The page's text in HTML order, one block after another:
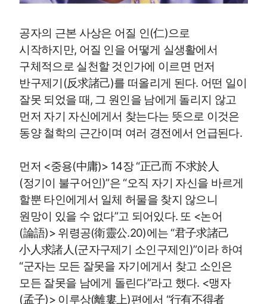
공자의 근본 사상은 어질 인(仁)으로
시작하지만, 어질 인을 어떻게 실생활에서
구체적으로 실천할 것인가에 이르면 먼저
반구제기(反求諸己)를 떠올리게 된다. 어떤 일이
잘못 되었을 때, 그 원인을 남에게 돌리지 않고
먼저 자기 자신에게서 찾는다는 뜻으로 이것은
동양 철학의 근간이며 여러 경전에서 언급된다.
먼저 <중용(中庸)> 14장 “正己而 不求於人
(정기이 불구어인)”은 “오직 자기 자신을 바르게
할뿐 타인에게서 일체 허물을 찾지 않으니
원망이 있을 수 없다”고 되어있다. 또 <논어
(論語)> 위령공(衛靈公.20)에는 “君子求諸己
小人求諸人(군자구제기 소인구제인)”이라 하여
“군자는 모든 잘못을 자기에게서 찾고 소인은
모든 잘못을 남에게 돌린다”라고 했다. <맹자
(孟子)> 이루상(離婁上)편에서 “行有不得者